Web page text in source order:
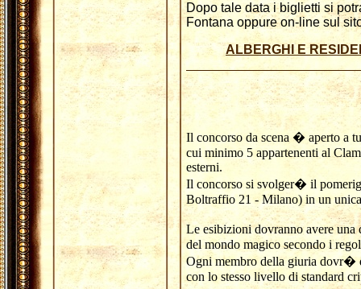
Dopo tale data i biglietti si
Fontana oppure on-line sul
ALBERGHI E
Il concorso da scena � aperto a
cui minimo 5 appartenenti al
esterni.
Il concorso si svolger� il
Boltraffio 21 - Milano) in un
Le esibizioni dovranno avere
del mondo magico secondo i
Ogni membro della giuria dovr�
con lo stesso livello di standard